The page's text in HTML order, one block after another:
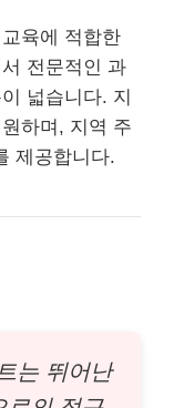
육에 적합한
전문적인 과
넓습니다. 지
하며, 지역 주
제공합니다.
는 뛰어난